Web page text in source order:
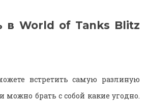
в World of Tanks Blitz
встретить самую разлиную
можно брать с собой какие угодно.